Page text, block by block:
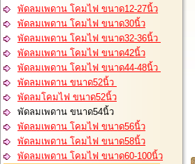
พัดลมเพดาน โคมไฟ ขนาด12-27นิ้ว
พัดลมเพดาน โคมไฟ ขนาด30นิ้ว
พัดลมเพดาน โคมไฟ ขนาด32-36นิ้ว
พัดลมเพดาน โคมไฟ ขนาด42นิ้ว
พัดลมเพดาน โคมไฟ ขนาด44-48นิ้ว
พัดลมเพดาน ขนาด52นิ้ว
พัดลมโคมไฟ ขนาด52นิ้ว
พัดลมเพดาน ขนาด54นิ้ว
พัดลมเพดาน โคมไฟ ขนาด56นิ้ว
พัดลมเพดาน โคมไฟ ขนาด58นิ้ว
พัดลมเพดาน โคมไฟ ขนาด60-100นิ้ว